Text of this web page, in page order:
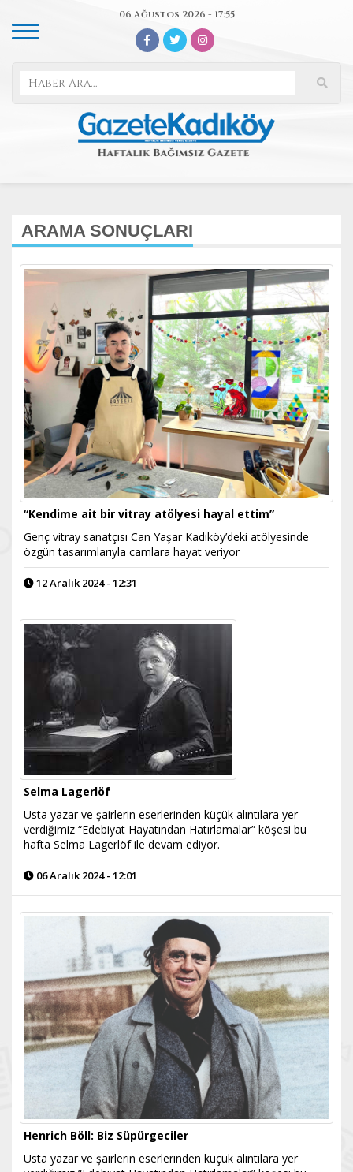
06 Ağustos 2026 - 17:55
ARAMA SONUÇLARI
“Kendime ait bir vitray atölyesi hayal ettim”
Genç vitray sanatçısı Can Yaşar Kadıköy’deki atölyesinde
özgün tasarımlarıyla camlara hayat veriyor
12 Aralık 2024 - 12:31
Selma Lagerlöf
Usta yazar ve şairlerin eserlerinden küçük alıntılara yer
verdiğimiz “Edebiyat Hayatından Hatırlamalar” köşesi bu
hafta Selma Lagerlöf ile devam ediyor.
06 Aralık 2024 - 12:01
Henrich Böll: Biz Süpürgeciler
Usta yazar ve şairlerin eserlerinden küçük alıntılara yer